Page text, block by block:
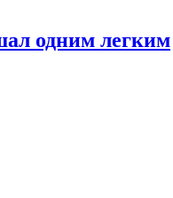
одним легким